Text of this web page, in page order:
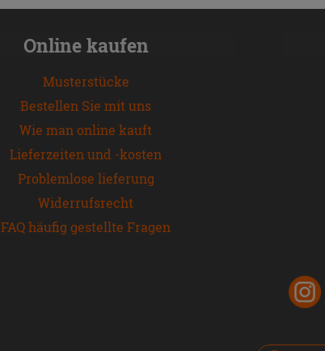
Online kaufen
Musterstücke
Bestellen Sie mit uns
Wie man online kauft
Lieferzeiten und -kosten
Problemlose lieferung
Widerrufsrecht
FAQ häufig gestellte Fragen